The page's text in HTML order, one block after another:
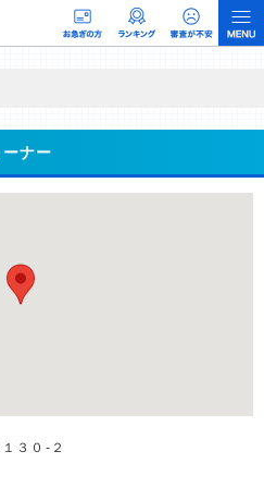
編集部の調査／ユーザーへの口コミ収集な
を行っています。
ナー
３０-２